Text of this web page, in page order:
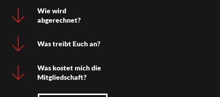
Wie wird
abgerechnet?
Was treibt Euch an?
Was kostet mich die
Mitgliedschaft?